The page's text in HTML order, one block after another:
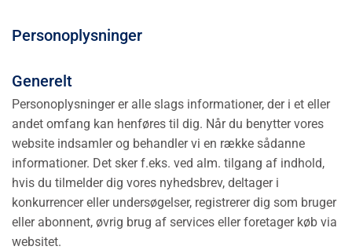
Personoplysninger
Generelt
Personoplysninger er alle slags informationer, der i et eller
andet omfang kan henføres til dig. Når du benytter vores
website indsamler og behandler vi en række sådanne
informationer. Det sker f.eks. ved alm. tilgang af indhold,
hvis du tilmelder dig vores nyhedsbrev, deltager i
konkurrencer eller undersøgelser, registrerer dig som bruger
eller abonnent, øvrig brug af services eller foretager køb via
websitet.